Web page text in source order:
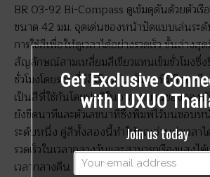
BR 03-92 Bi-Compass ดูเข้มดุดันด้วยตัวเรื
ขนาด 42 มม. จุดเด่นของหน้าปัดแบบเล่นระ
การใช้สีเพื่อให้ดูเวลาได้อย่างรวดเร็ว ชั้นล่า
สัญลักษณ์สามเหลี่ยมสีเขียวแทนเข็มชั่วโมงซึ่ง
ชั่วโมงโดยรอบที่มีสีเดียวกัน เข็มนาทีมีสีออฟไ
เป็นสีที่ใช้กันโดยปกติในอากาศยานของกองทั
ยังขีดนาทีและตัวเลขนาทีซึ่งพิมพ์ไว้บนขอบ
ระดับหนึ่ง คู่สีทั้งสองนี้ทำให้คุณอ่านค่าเวลาไ
รวดเร็วในเวลากลางวันและสามารถเรืองแสงไ
เวลากลางคืน
Get Exclusive
with LUXUO
Join us today